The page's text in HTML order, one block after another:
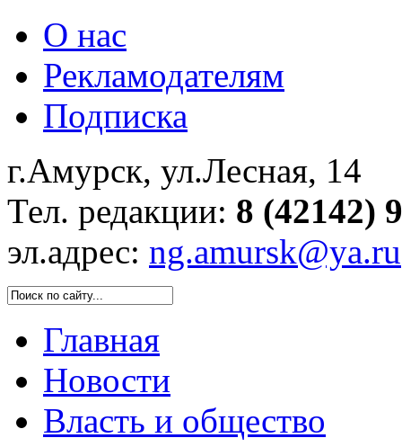
О нас
Рекламодателям
Подписка
г.Амурск, ул.Лесная, 14
Тел. редакции: 8 (42142)
эл.адрес: ng.amursk@ya.ru
Главная
Новости
Власть и общество